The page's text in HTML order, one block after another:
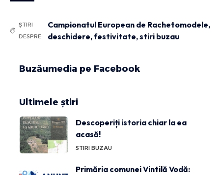
ȘTIRI
DESPRE:
Campionatul European de Rachetomodele,
deschidere,festivitate,stiri buzau
Buzăumedia pe Facebook
Ultimele știri
Descoperiți istoria chiar la ea
acasă!
STIRI BUZAU
Primăria comunei Vintilă Vodă: